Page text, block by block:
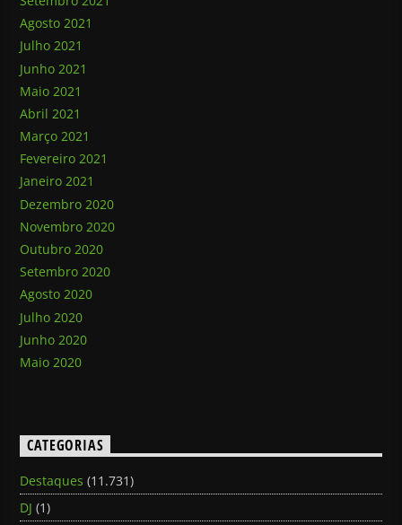
Agosto 2021
Julho 2021
Junho 2021
Maio 2021
Abril 2021
Março 2021
Fevereiro 2021
Janeiro 2021
Dezembro 2020
Novembro 2020
Outubro 2020
Setembro 2020
Agosto 2020
Julho 2020
Junho 2020
Maio 2020
CATEGORIAS
Destaques (11.731)
DJ (1)